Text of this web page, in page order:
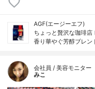
AGF(エージーエフ)
ちょっと贅沢な珈琲
香り華やぐ芳醇ブレン
会社員 / 美容モニター
みこ